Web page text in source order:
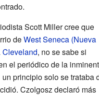
Scott Miller cree que
deWest Seneca (Nueva
Cleveland, no se sabe si
el periódico de la
principio solo se trataba
Czolgosz declaró más